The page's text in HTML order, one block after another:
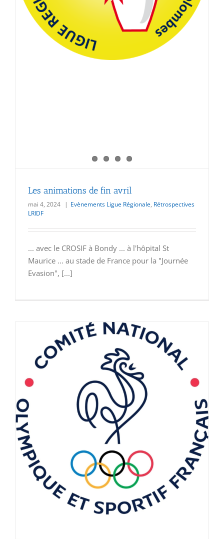
Les animations de fin avril
mai 4, 2024 | Evènements Ligue Régionale, Rétrospectives
LRIDF
... avec le CROSIF à Bondy ... à l'hôpital St
Maurice ... au stade de France pour la "Journée
Evasion", [...]